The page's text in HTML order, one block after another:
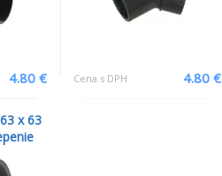
4.80 € Cena s DPH 4.80 €
x 63